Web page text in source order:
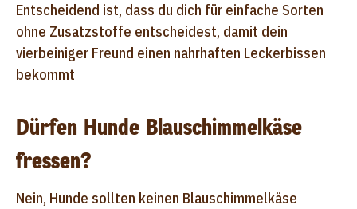
Entscheidend ist, dass du dich für einfache Sorten
ohne Zusatzstoffe entscheidest, damit dein
vierbeiniger Freund einen nahrhaften Leckerbissen
bekommt
Dürfen Hunde Blauschimmelkäse
fressen?
Nein, Hunde sollten keinen Blauschimmelkäse